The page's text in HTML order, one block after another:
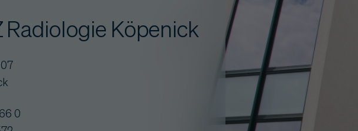
Radiologie Köpenick
0